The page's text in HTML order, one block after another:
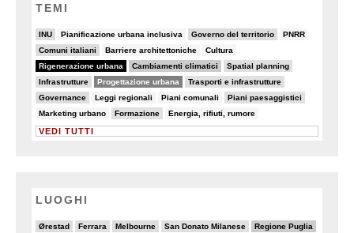
TEMI
INU
22/82 Pianificazione urbana inclusiva
5/82 Governo del territorio
19/82 PNRR
7/82
Comuni italiani
18/82 Barriere architettoniche
7/82 Cultura
7/82
Rigenerazione urbana
82/82 Cambiamenti climatici
25/82 Spatial planning
9/82
Infrastrutture
15/82 Progettazione urbana
50/82 Trasporti e infrastrutture
15/82
Governance
18/82 Leggi regionali
5/82 Piani comunali
7/82 Piani paesaggistici
10/82
Marketing urbano
5/82 Formazione
9/82 Energia, rifiuti, rumore
6/82
VEDI TUTTI
LUOGHI
Ørestad
4/20 Ferrara
2/20 Melbourne
5/20 San Donato Milanese
3/20 Regione Puglia
7/20